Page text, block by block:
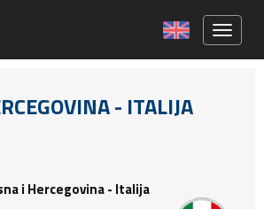
- ITALIJA
i Hercegovina - Italija